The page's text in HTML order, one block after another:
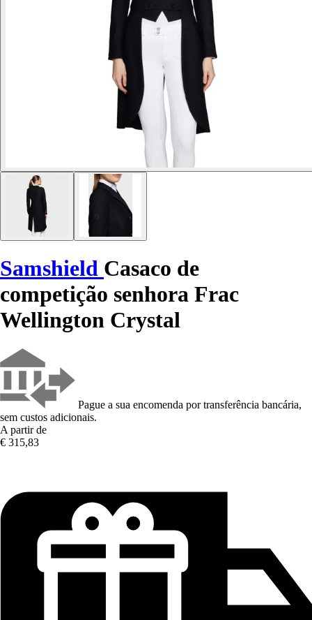
Samshield Casaco de
competição senhora Frac
Wellington Crystal
Pague a sua encomenda por transferência bancária,
sem custos adicionais.
A partir de
€ 315,83